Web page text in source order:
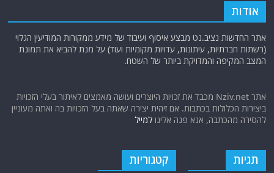
אודות
אתר החדשות נציב.נט מבצע איסוף ועיבוד של מידע ממקורות המודיעין הגלוי
(רשתות חברתיות, עיתונות, עדויות מקומיות ועוד) על מנת להביא את תמונת
המצב המקיפה והמדויקת ביותר של השטח.
אתר Nziv.net מכבד את זכויות היוצרים ועושה מאמצים לאיתור בעלי הזכויות
ביצירות הכלולות בכתבות. אם זיהית יצירה שאתה בעל הזכויות בה ואתה מעוניין
להסירה מהכתבה, אנא פנה אלינולמייל
תגיות קטגוריות